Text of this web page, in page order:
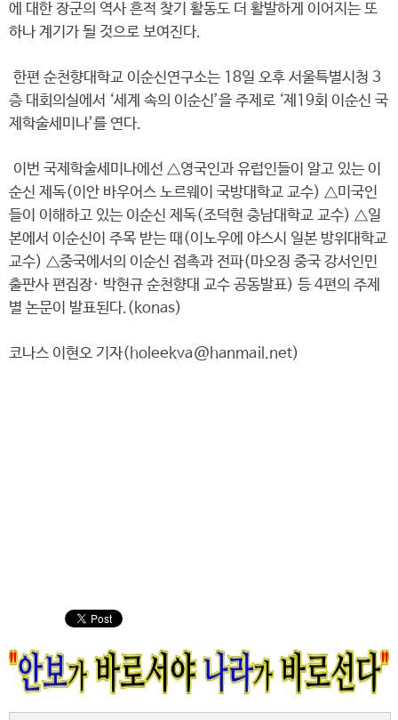
에 대한 장군의 역사 흔적 찾기 활동도 더 활발하게 이어지는 또
하나 계기가 될 것으로 보여진다.
한편 순천향대학교 이순신연구소는 18일 오후 서울특별시청 3
층 대회의실에서 ‘세계 속의 이순신’을 주제로 ‘제19회 이순신 국
제학술세미나’를 연다.
이번 국제학술세미나에선 △영국인과 유럽인들이 알고 있는 이
순신 제독(이안 바우어스 노르웨이 국방대학교 교수) △미국인
들이 이해하고 있는 이순신 제독(조덕현 충남대학교 교수) △일
본에서 이순신이 주목 받는 때(이노우에 야스시 일본 방위대학교
교수) △중국에서의 이순신 접촉과 전파(마오징 중국 강서인민
출판사 편집장· 박현규 순천향대 교수 공동발표) 등 4편의 주제
별 논문이 발표된다.(konas)
코나스 이현오 기자(holeekva@hanmail.net)